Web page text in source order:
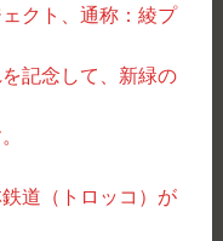
クト、通称：綾プ
記念して、新緑の
道（トロッコ）が